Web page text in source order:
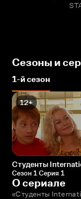
Сезоны и
1-й сезон
12+
Студенты
Сезон 1 Серия 1
О сериале
«Студенты